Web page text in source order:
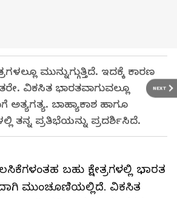
NEXT
ಮುನ್ನುಗ್ಗುತ್ತಿದೆ. ಇದಕ್ಕೆ ಕಾರಣ
ವಿಕಸಿತ ಭಾರತವಾಗುವಲ್ಲೂ
ಅತ್ಯಗತ್ಯ. ಬಾಹ್ಯಾಕಾಶ ಹಾಗೂ
ತನ್ನ ಪ್ರತಿಭೆಯನ್ನು ಪ್ರದರ್ಶಿಸಿದೆ.
ಬಹು ಕ್ಷೇತ್ರಗಳಲ್ಲಿ ಭಾರತ
ಮುಂಚೂಣಿಯಲ್ಲಿದೆ. ವಿಕಸಿತ